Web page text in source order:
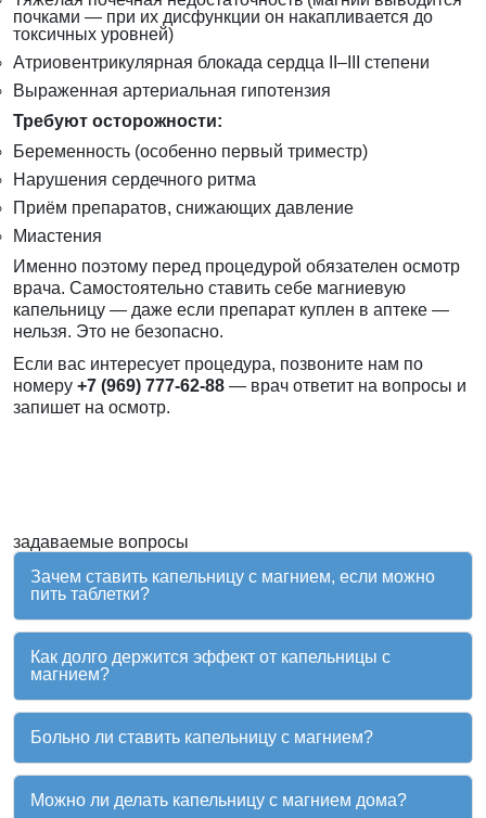
почками — при их дисфункции он накапливается до
токсичных уровней)
Атриовентрикулярная блокада сердца II–III степени
Выраженная артериальная гипотензия
Требуют осторожности:
Беременность (особенно первый триместр)
Нарушения сердечного ритма
Приём препаратов, снижающих давление
Миастения
Именно поэтому перед процедурой обязателен осмотр
врача. Самостоятельно ставить себе магниевую
капельницу — даже если препарат куплен в аптеке —
нельзя. Это не безопасно.
Если вас интересует процедура, позвоните нам по
номеру +7 (969) 777-62-88 — врач ответит на вопросы и
запишет на осмотр.
задаваемые вопросы
Зачем ставить капельницу с магнием, если можно
пить таблетки?
Как долго держится эффект от капельницы с
магнием?
Больно ли ставить капельницу с магнием?
Можно ли делать капельницу с магнием дома?